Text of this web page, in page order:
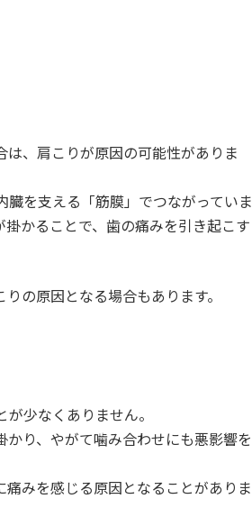
、肩こりが原因の可能性がありま
を支える「筋膜」でつながっていま
かることで、歯の痛みを引き起こす
の原因となる場合もあります。
少なくありません。
り、やがて噛み合わせにも悪影響を
みを感じる原因となることがありま